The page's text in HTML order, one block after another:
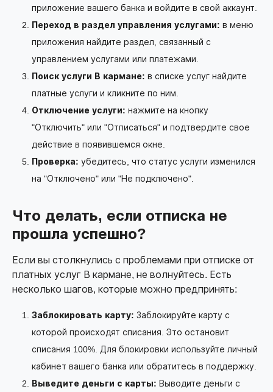
приложение вашего банка и войдите в свой аккаунт.
Переход в раздел управления услугами: в меню
приложения найдите раздел, связанный с
управлением услугами или платежами.
Поиск услуги В кармане: в списке услуг найдите
платные услуги и кликните по ним.
Отключение услуги: нажмите на кнопку
"Отключить" или "Отписаться" и подтвердите свое
действие в появившемся окне.
Проверка: убедитесь, что статус услуги изменился
на "Отключено" или "Не подключено".
Что делать, если отписка не
прошла успешно?
Если вы столкнулись с проблемами при отписке от
платных услуг В кармане, не волнуйтесь. Есть
несколько шагов, которые можно предпринять:
Заблокировать карту: Заблокируйте карту с
которой происходят списания. Это остановит
списания 100%. Для блокировки используйте личный
кабинет вашего банка или обратитесь в поддержку.
Выведите деньги с карты: Выводите деньги с